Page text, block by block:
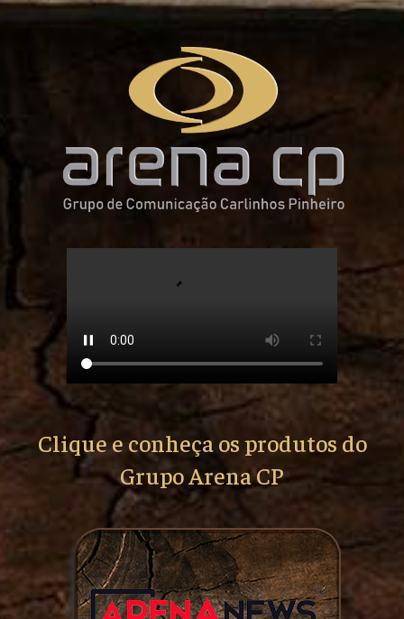
Clique e conheça os produtos do
Grupo Arena CP